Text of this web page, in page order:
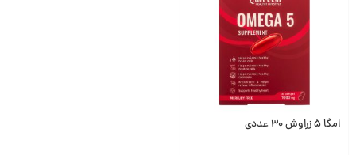
امگا 5 زراوش 30 عددی